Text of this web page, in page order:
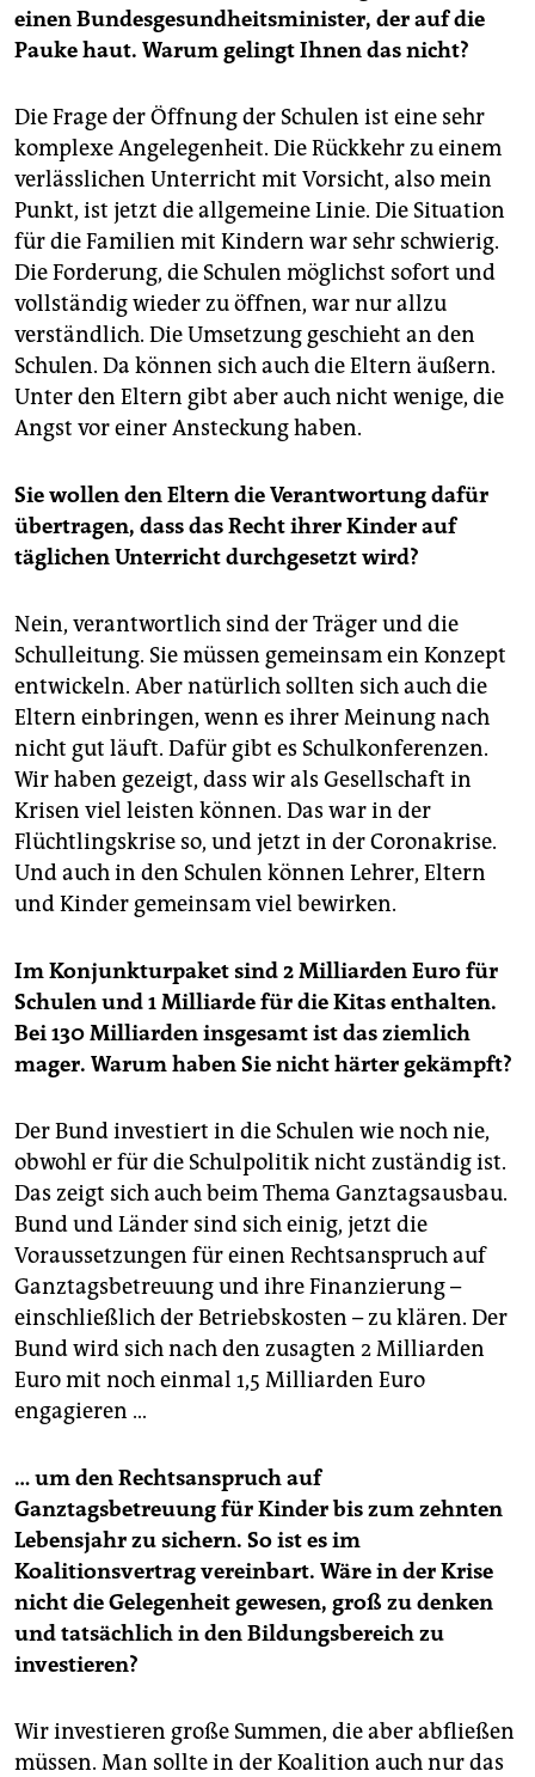
einen Bundesgesundheitsminister, der auf die
Pauke haut. Warum gelingt Ihnen das nicht?
Die Frage der Öffnung der Schulen ist eine sehr
komplexe Angelegenheit. Die Rückkehr zu einem
verlässlichen Unterricht mit Vorsicht, also mein
Punkt, ist jetzt die allgemeine Linie. Die Situation
für die Familien mit Kindern war sehr schwierig.
Die Forderung, die Schulen möglichst sofort und
vollständig wieder zu öffnen, war nur allzu
verständlich. Die Umsetzung geschieht an den
Schulen. Da können sich auch die Eltern äußern.
Unter den Eltern gibt aber auch nicht wenige, die
Angst vor einer Ansteckung haben.
Sie wollen den Eltern die Verantwortung dafür
übertragen, dass das Recht ihrer Kinder auf
täglichen Unterricht durchgesetzt wird?
Nein, verantwortlich sind der Träger und die
Schulleitung. Sie müssen gemeinsam ein Konzept
entwickeln. Aber natürlich sollten sich auch die
Eltern einbringen, wenn es ihrer Meinung nach
nicht gut läuft. Dafür gibt es Schulkonferenzen.
Wir haben gezeigt, dass wir als Gesellschaft in
Krisen viel leisten können. Das war in der
Flüchtlingskrise so, und jetzt in der Coronakrise.
Und auch in den Schulen können Lehrer, Eltern
und Kinder gemeinsam viel bewirken.
Im Konjunkturpaket sind 2 Milliarden Euro für
Schulen und 1 Milliarde für die Kitas enthalten.
Bei 130 Milliarden insgesamt ist das ziemlich
mager. Warum haben Sie nicht härter gekämpft?
Der Bund investiert in die Schulen wie noch nie,
obwohl er für die Schulpolitik nicht zuständig ist.
Das zeigt sich auch beim Thema Ganztagsausbau.
Bund und Länder sind sich einig, jetzt die
Voraussetzungen für einen Rechtsanspruch auf
Ganztagsbetreuung und ihre Finanzierung –
einschließlich der Betriebskosten – zu klären. Der
Bund wird sich nach den zusagten 2 Milliarden
Euro mit noch einmal 1,5 Milliarden Euro
engagieren …
… um den Rechtsanspruch auf
Ganztagsbetreuung für Kinder bis zum zehnten
Lebensjahr zu sichern. So ist es im
Koalitionsvertrag vereinbart. Wäre in der Krise
nicht die Gelegenheit gewesen, groß zu denken
und tatsächlich in den Bildungsbereich zu
investieren?
Wir investieren große Summen, die aber abfließen
müssen. Man sollte in der Koalition auch nur das